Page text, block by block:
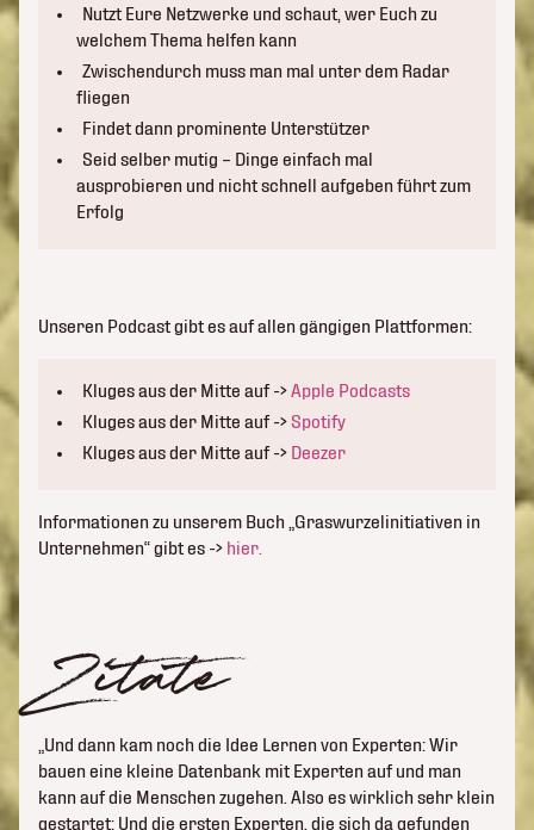
Nutzt Eure Netzwerke und schaut, wer Euch zu
welchem Thema helfen kann
Zwischendurch muss man mal unter dem Radar
fliegen
Findet dann prominente Unterstützer
Seid selber mutig – Dinge einfach mal
ausprobieren und nicht schnell aufgeben führt zum
Erfolg
Unseren Podcast gibt es auf allen gängigen Plattformen:
Kluges aus der Mitte auf ->Apple Podcasts
Kluges aus der Mitte auf -> Spotify
Kluges aus der Mitte auf -> Deezer
Informationen zu unserem Buch „Graswurzelinitiativen in
Unternehmen“ gibt es -> hier.
Zitate
„Und dann kam noch die Idee Lernen von Experten: Wir
bauen eine kleine Datenbank mit Experten auf und man
kann auf die Menschen zugehen. Also es wirklich sehr klein
gestartet: Und die ersten Experten, die sich da gefunden